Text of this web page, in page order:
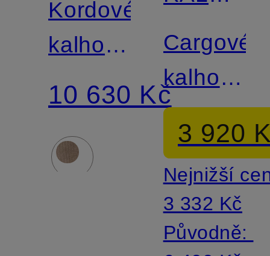
Kordové
kalhoty
BOBBY
Slim Fit
10 630 Kč
LAUREN
Cargové
kalhoty
Slim Fit
z 3 920
Nejnižší
3 332 Kč
Původně: